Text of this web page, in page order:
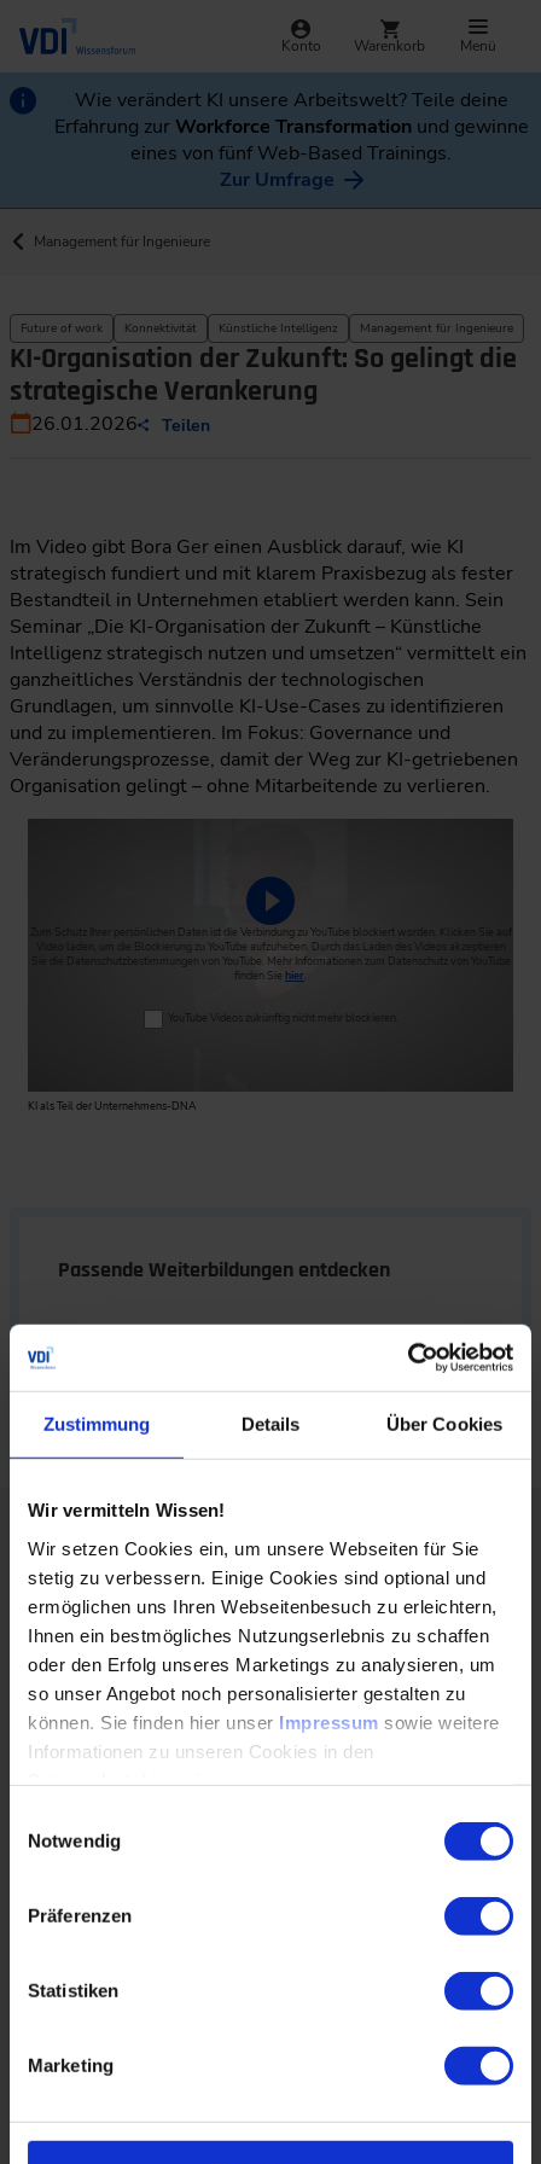
Zustimmung Details Über Cookies
Wir vermitteln Wissen!
Wir setzen Cookies ein, um unsere Webseiten für Sie
stetig zu verbessern. Einige Cookies sind optional und
ermöglichen uns Ihren Webseitenbesuch zu erleichtern,
Ihnen ein bestmögliches Nutzungserlebnis zu schaffen
oder den Erfolg unseres Marketings zu analysieren, um
so unser Angebot noch personalisierter gestalten zu
können. Sie finden hier unser Impressum sowie weitere
Informationen zu unseren Cookies in den
Notwendig
Präferenzen
Statistiken
Marketing
Konto Warenkorb Menü
Wie verändert KI unsere Arbeitswelt? Teile deine
Erfahrung zurWorkforce Transformation und gewinne
eines von fünf Web-Based Trainings.
Zur Umfrage
Management für Ingenieure
Future of work Konnektivität Künstliche Intelligenz Management für Ingenieure
KI-Organisation der Zukunft: So gelingt die
strategische Verankerung
26.01.2026 Teilen
Im Video gibt Bora Ger einen Ausblick darauf, wie KI
strategisch fundiert und mit klarem Praxisbezug als fester
Bestandteil in Unternehmen etabliert werden kann. Sein
Seminar „Die KI-Organisation der Zukunft – Künstliche
Intelligenz strategisch nutzen und umsetzen“ vermittelt ein
ganzheitliches Verständnis der technologischen
Grundlagen, um sinnvolle KI-Use-Cases zu identifizieren
und zu implementieren. Im Fokus: Governance und
Veränderungsprozesse, damit der Weg zur KI-getriebenen
Organisation gelingt – ohne Mitarbeitende zu verlieren.
Zum Schutz Ihrer persönlichen Daten ist die Verbindung zu YouTube blockiert worden. Klicken Sie auf
Video laden, um die Blockierung zu YouTube aufzuheben. Durch das Laden des Videos akzeptieren
Sie die Datenschutzbestimmungen von YouTube. Mehr Informationen zum Datenschutz von YouTube
finden Sie hier
YouTube Videos zukünftig nicht mehr blockieren.
KI als Teil der Unternehmens-DNA
Passende Weiterbildungen entdecken
Künstliche Intelligenz
Über den Autor:
Bora Ger
am Main